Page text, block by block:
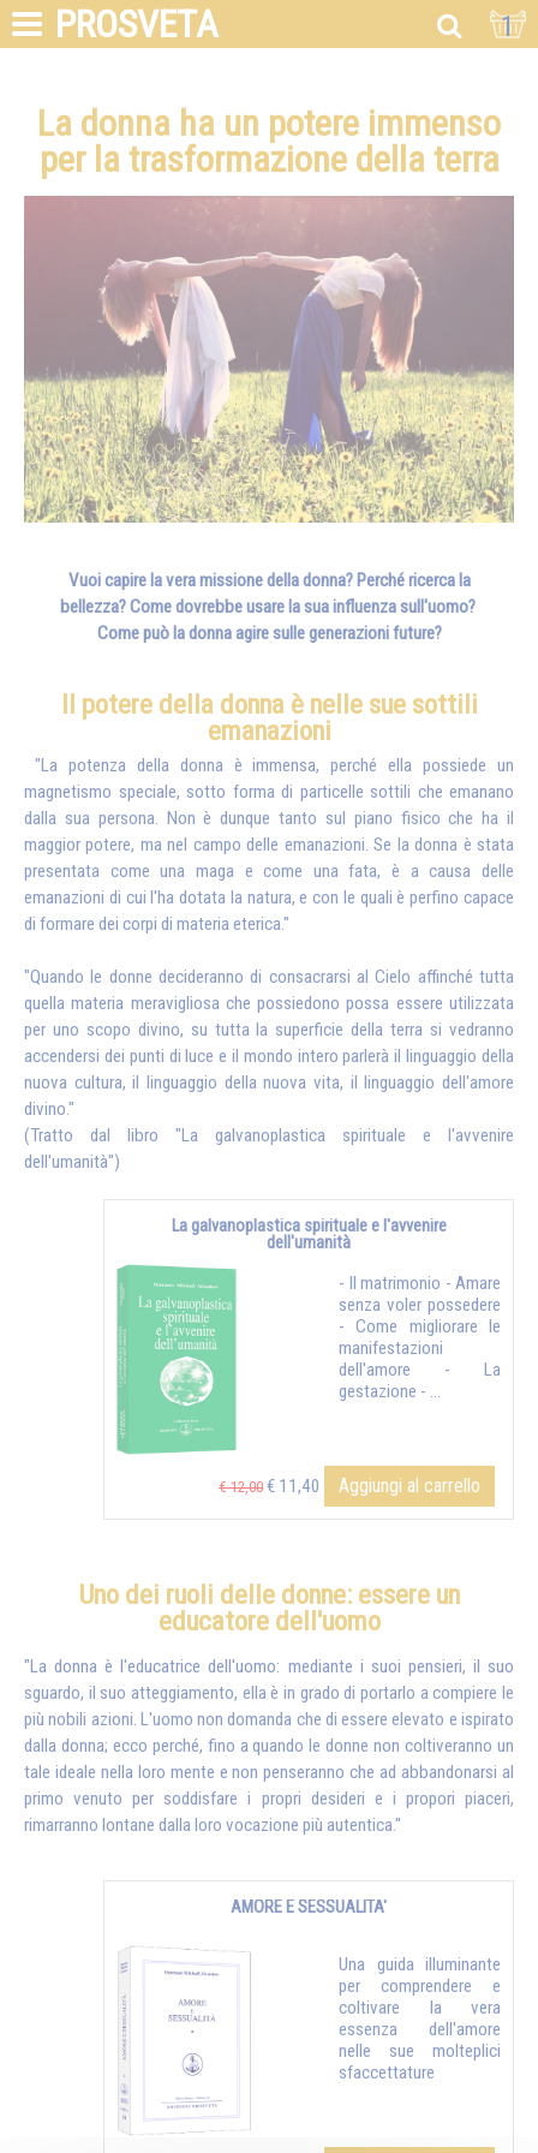
PROSVETA 1
La donna ha un potere immenso
per la trasformazione della terra
Vuoi capire la vera missione della donna? Perché ricerca la
bellezza?Come dovrebbe usare la sua influenza sull'uomo?
Come può la donna agire sulle generazioni future?
Il potere della donna è nelle sue sottili
emanazioni
"La potenza della donna è immensa, perché ella possiede un
magnetismo speciale, sotto forma di particelle sottili che emanano
dalla sua persona. Non è dunque tanto sul piano fisico che ha il
maggior potere, ma nel campo delle emanazioni. Se la donna è stata
presentata come una maga e come una fata, è a causa delle
emanazioni di cui l'ha dotata la natura, e con le quali è perfino capace
di formare dei corpi di materia eterica."
"Quando le donne decideranno di consacrarsi al Cielo affinché tutta
quella materia meravigliosa che possiedono possa essere utilizzata
per uno scopo divino, su tutta la superficie della terra si vedranno
accendersi dei punti di luce e il mondo intero parlerà il linguaggio della
nuova cultura, il linguaggio della nuova vita, il linguaggio dell'amore
divino."
(Tratto dal libro "La galvanoplastica spirituale e l'avvenire
dell'umanità")
La galvanoplastica spirituale e l'avvenire
dell'umanità
- Il matrimonio - Amare
senza voler possedere
- Come migliorare le
manifestazioni
dell'amore - La
gestazione - ...
€ 12,00 € 11,40 Aggiungi al carrello
Uno dei ruoli delle donne: essere un
educatore dell'uomo
"La donna è l'educatrice dell'uomo: mediante i suoi pensieri, il suo
sguardo, il suo atteggiamento, ella è in grado di portarlo a compiere le
più nobili azioni. L'uomo non domanda che di essere elevato e ispirato
dalla donna; ecco perché, fino a quando le donne non coltiveranno un
tale ideale nella loro mente e non penseranno che ad abbandonarsi al
primo venuto per soddisfare i propri desideri e i propori piaceri,
rimarranno lontane dalla loro vocazione più autentica."
AMORE E SESSUALITA'
Una guida illuminante
per comprendere e
coltivare la vera
essenza dell'amore
nelle sue molteplici
sfaccettature